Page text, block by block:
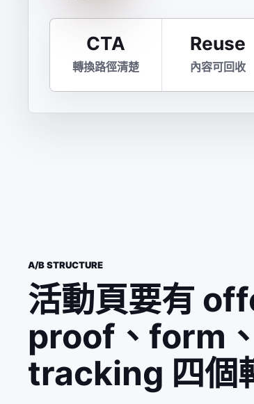
CTA
轉換路徑清楚
Reuse
內容可回收
A/B STRUCTURE
活動頁要有
proof、form、
tracking 四個